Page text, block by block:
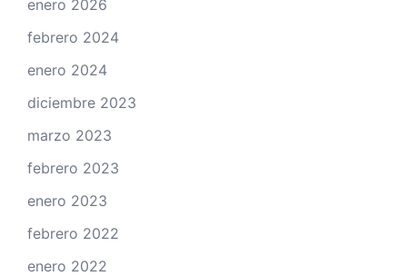
enero 2026
febrero 2024
enero 2024
diciembre 2023
marzo 2023
febrero 2023
enero 2023
febrero 2022
enero 2022